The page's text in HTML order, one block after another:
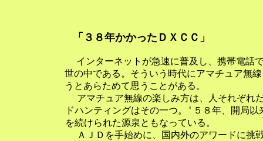
「３８年かかったＤＸＣＣ」
インターネットが急速に普及し、携帯電話
世の中である。そういう時代にアマチュア無
アマチュア無線の楽しみ方は、人それぞれ
ドハンティングはその一つ。'５８年、開局以
    を続けられた源泉ともなっている。
ＡＪＤを手始めに、国内外のアワードに挑